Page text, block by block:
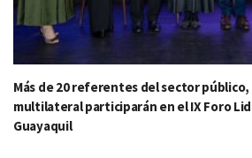
Más de 20 referentes del sector
multilateral participarán en el IX Foro
Guayaquil